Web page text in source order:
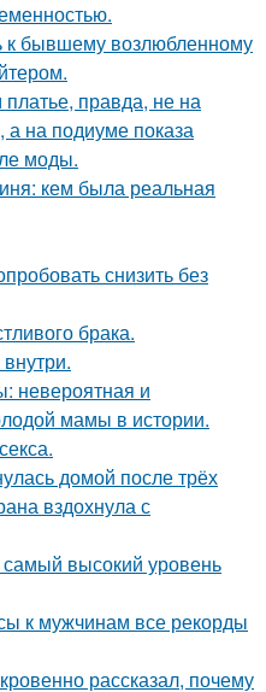
к бывшему возлюбленному
правда, не на
на подиуме показа
моды.
кем была реальная
снизить без
брака.
невероятная и
мамы в истории.
домой после трёх
вздохнула с
высокий уровень
к мужчинам все рекорды
рассказал, почему